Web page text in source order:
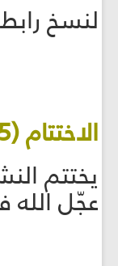
لنسخ
الاختتام (5د)
يختتم
عجّل الله